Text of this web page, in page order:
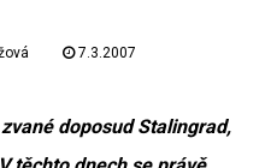
7.3.2007
doposud Stalingrad,